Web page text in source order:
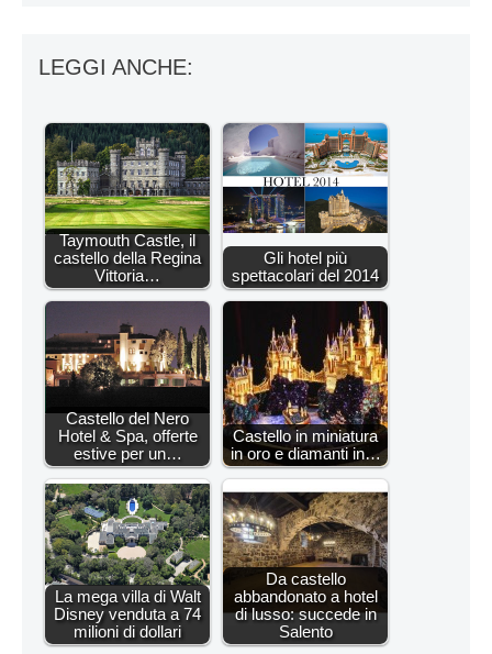
LEGGI ANCHE:
Taymouth Castle, il
castello della Regina
Vittoria…
Gli hotel più
spettacolari del 2014
Castello del Nero
Hotel & Spa, offerte
estive per un…
Castello in miniatura
in oro e diamanti in…
La mega villa di Walt
Disney venduta a 74
milioni di dollari
Da castello
abbandonato a hotel
di lusso: succede in
Salento